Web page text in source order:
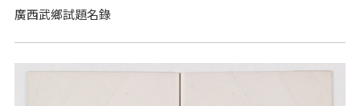
廣西武鄉試題名錄